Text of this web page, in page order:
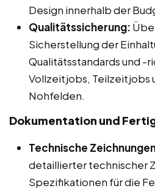
Design innerhalb der
Qualitätssicherung:
Sicherstellung der
Qualitätsstandards und -
Vollzeitjobs, Teilzeitjobs
Nohfelden.
Dokumentation und
Technische
detaillierter technischer
Spezifikationen für die